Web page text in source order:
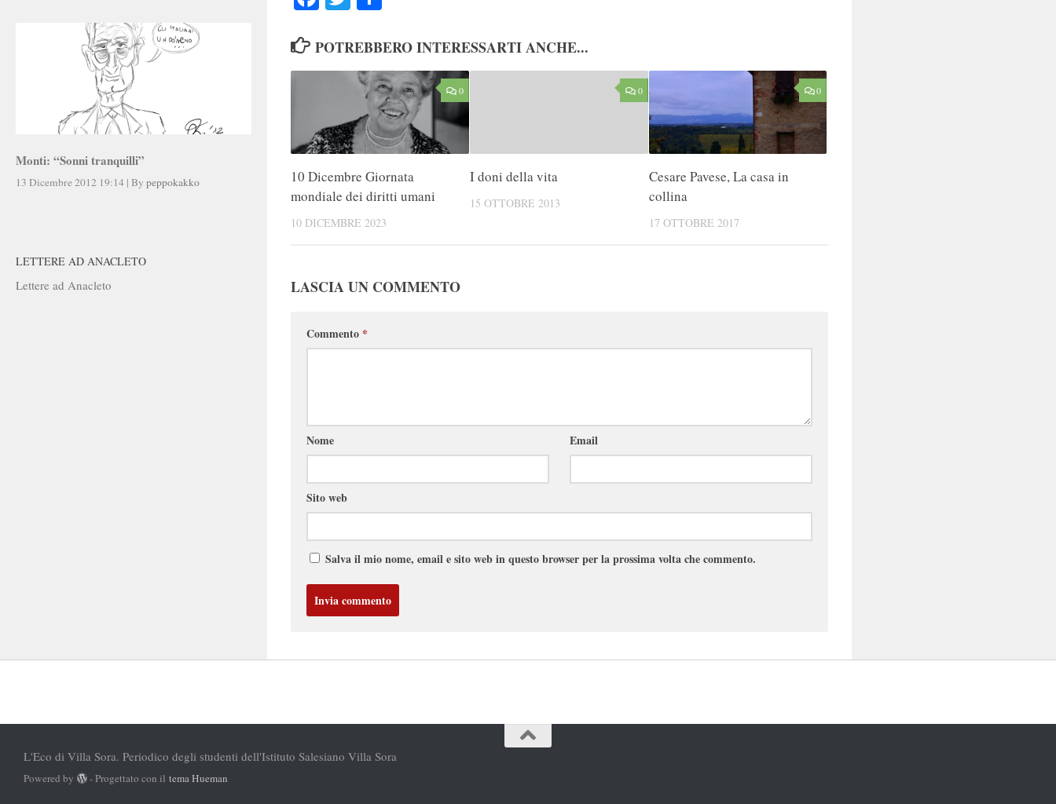
POTREBBERO INTERESSARTI ANCHE...
0
10 Dicembre Giornata
mondiale dei diritti umani
10 DICEMBRE 2023
0
I doni della vita
15 OTTOBRE 2013
0
Cesare Pavese, La casa in
collina
17 OTTOBRE 2017
LASCIA UN COMMENTO
Commento *
Nome Email
Sito web
Salva il mio nome, email e sito web in questo browser per la prossima volta che commento.
Monti: “Sonni tranquilli”
13 Dicembre 2012 19:14 | By peppokakko
LETTERE AD ANACLETO
Lettere ad Anacleto
L'Eco di Villa Sora. Periodico degli studenti dell'Istituto Salesiano Villa Sora
Powered by - Progettato con iltema Hueman